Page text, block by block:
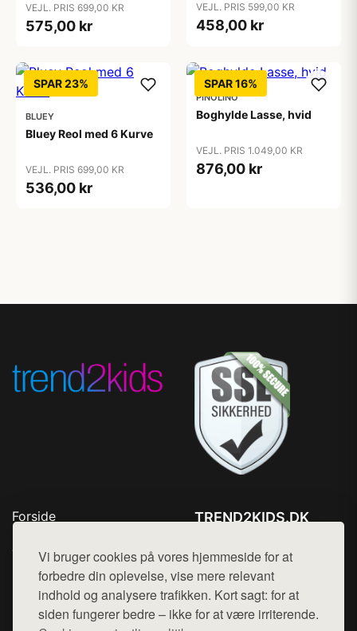
Vi bruger cookies på vores hjemmeside for at
forbedre din oplevelse, vise mere relevant
indhold og analysere trafikken. Kort sagt: for at
siden fungerer bedre – ikke for at være irriterende.
VEJL. PRIS 699,00 KR
575,00 kr
VEJL. PRIS 599,00 KR
458,00 kr
SPAR 23%
BLUEY
Bluey Reol med 6 Kurve
VEJL. PRIS 699,00 KR
536,00 kr
SPAR 16%
PINOLINO
Boghylde Lasse, hvid
VEJL. PRIS 1.049,00 KR
876,00 kr
Forside
Top Rabatter
Blog
Kontakt
TREND2KIDS.DK
Mail: hej@want.dk
Cookie- og privatlivspolitik